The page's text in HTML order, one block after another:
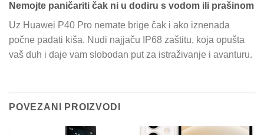
Nemojte paničariti čak ni u dodiru s vodom ili prašinom
Uz Huawei P40 Pro nemate brige čak i ako iznenada
počne padati kiša. Nudi najjaču IP68 zaštitu, koja opušta
vaš duh i daje vam slobodan put za istraživanje i avanturu.
POVEZANI PROIZVODI